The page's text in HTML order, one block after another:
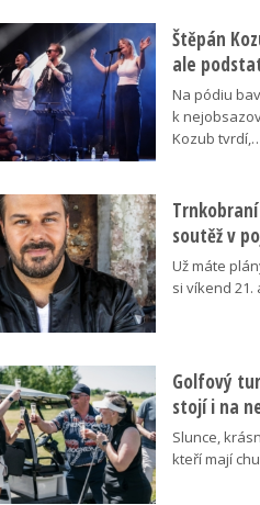
Štěpán
ale
Na pódiu
k
Kozub
soutěž v
Už máte
si víkend
Golfový
stojí i na
Slunce,
kteří mají